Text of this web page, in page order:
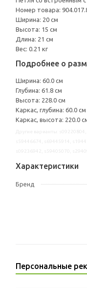
Номер товара:
Ширина: 20 см
Высота: 15 см
Длина: 21 см
Вес: 0.21 кг
Подробнее о
Ширина: 60.0 см
Глубина: 61.8 см
Высота: 228.0 см
Каркас, глубина: 60.0 см
Каркас, высота: 220.0
Характеристики
Бренд
Персональные